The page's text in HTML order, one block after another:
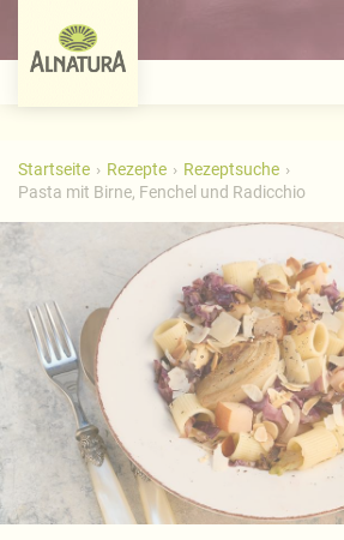
Startseite Rezepte
Rezeptsuche
Pasta mit Birne, Fenchel und Radicchio